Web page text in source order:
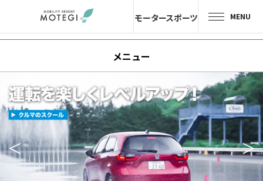
モータースポーツ MENU
エリア・施設
アトラクション・アクティビティ
モータースポーツ
メニュー